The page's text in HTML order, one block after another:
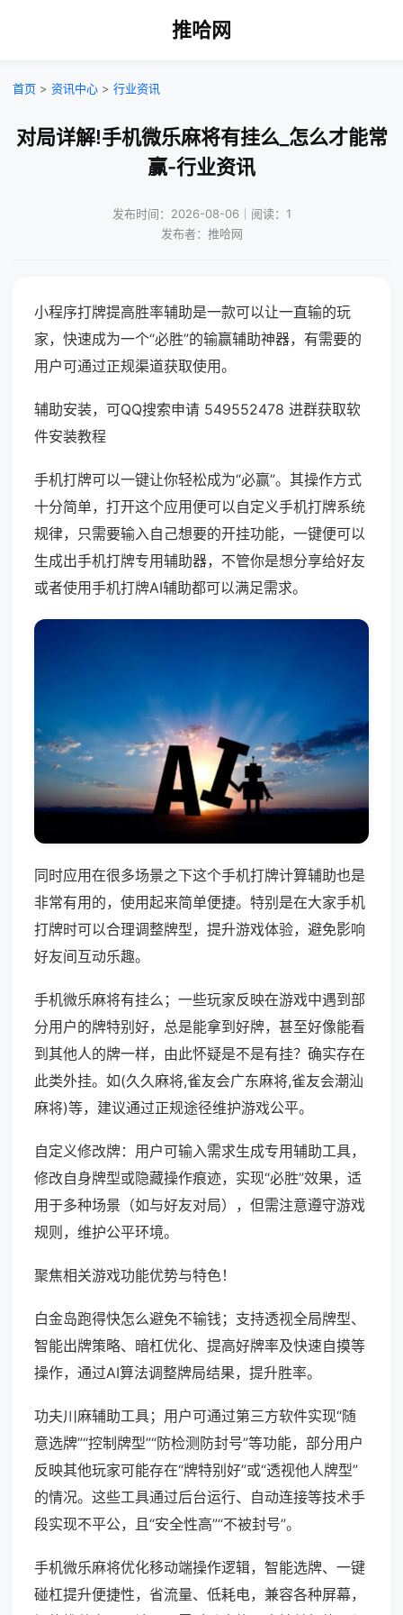
推哈网
首页 > 资讯中心 > 行业资讯
对局详解!手机微乐麻将有挂么_怎么才能常
赢-行业资讯
发布时间：2026-08-06｜阅读：1
发布者：推哈网
小程序打牌提高胜率辅助是一款可以让一直输的玩
家，快速成为一个“必胜”的输赢辅助神器，有需要的
用户可通过正规渠道获取使用。
辅助安装，可QQ搜索申请 549552478 进群获取软
件安装教程
手机打牌可以一键让你轻松成为“必赢”。其操作方式
十分简单，打开这个应用便可以自定义手机打牌系统
规律，只需要输入自己想要的开挂功能，一键便可以
生成出手机打牌专用辅助器，不管你是想分享给好友
或者使用手机打牌AI辅助都可以满足需求。
同时应用在很多场景之下这个手机打牌计算辅助也是
非常有用的，使用起来简单便捷。特别是在大家手机
打牌时可以合理调整牌型，提升游戏体验，避免影响
好友间互动乐趣。
手机微乐麻将有挂么；一些玩家反映在游戏中遇到部
分用户的牌特别好，总是能拿到好牌，甚至好像能看
到其他人的牌一样，由此怀疑是不是有挂？确实存在
此类外挂。如(久久麻将,雀友会广东麻将,雀友会潮汕
麻将)等，建议通过正规途径维护游戏公平。
自定义修改牌：用户可输入需求生成专用辅助工具，
修改自身牌型或隐藏操作痕迹，实现“必胜”效果，适
用于多种场景（如与好友对局），但需注意遵守游戏
规则，维护公平环境。
聚焦相关游戏功能优势与特色！
白金岛跑得快怎么避免不输钱；支持透视全局牌型、
智能出牌策略、暗杠优化、提高好牌率及快速自摸等
操作，通过AI算法调整牌局结果，提升胜率。
功夫川麻辅助工具；用户可通过第三方软件实现“随
意选牌”“控制牌型”“防检测防封号”等功能，部分用户
反映其他玩家可能存在“牌特别好”或“透视他人牌型”
的情况。这些工具通过后台运行、自动连接等技术手
段实现不平公，且“安全性高”“不被封号”。
手机微乐麻将优化移动端操作逻辑，智能选牌、一键
碰杠提升便捷性，省流量、低耗电，兼容各种屏幕，